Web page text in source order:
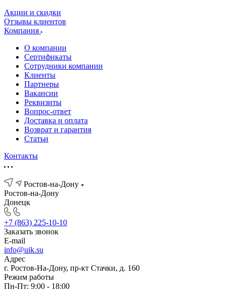
Акции и скидки
Отзывы клиентов
Компания
О компании
Сертификаты
Сотрудники компании
Клиенты
Партнеры
Вакансии
Реквизиты
Вопрос-ответ
Доставка и оплата
Возврат и гарантия
Статьи
Контакты
Ростов-на-Дону
Ростов-на-Дону
Донецк
+7 (863) 225-10-10
Заказать звонок
E-mail
info@uik.su
Адрес
г. Ростов-На-Дону, пр-кт Стачки, д. 160
Режим работы
Пн-Пт: 9:00 - 18:00